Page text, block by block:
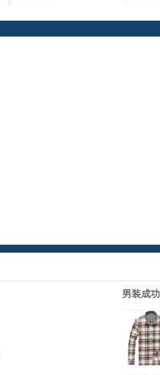
男装成